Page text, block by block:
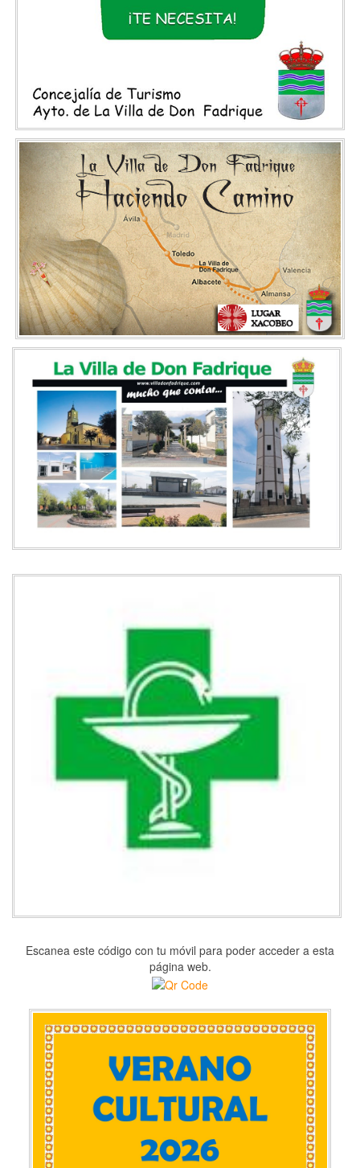
Escanea este código con tu móvil para poder acceder a esta
página web.